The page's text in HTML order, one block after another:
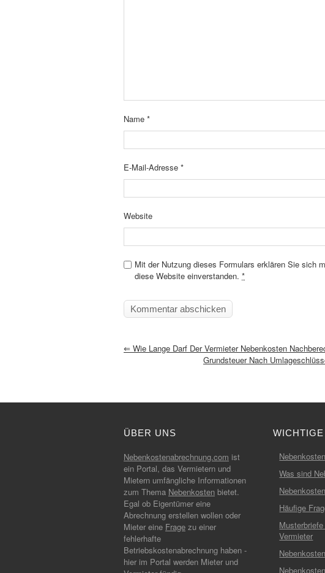
Name *
E-Mail-Adresse *
Website
Mit der Nutzung dieses Formulars erklären Sie sich
diese Website einverstanden. *
⇐ Wie Lange Darf Der Vermieter Nebenkosten
Grundsteuer Nach
ÜBER UNS
Nebenkostenabrechnung.com ist
ein Portal, das Vermietern und
Mietern umfängliche Informationen
zum Thema Nebenkosten bietet.
Egal ob Eigentümer eine
Abrechnung erstellen wollen oder
Mieter eine Frage zu einer
fehlerhafte
Betriebskostenabrechnung haben -
hier im Portal werden Mieter und
Was sind
Häufige
Vermieter